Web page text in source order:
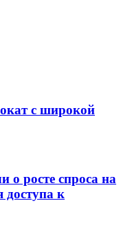
с широкой
о росте спроса на
доступа к